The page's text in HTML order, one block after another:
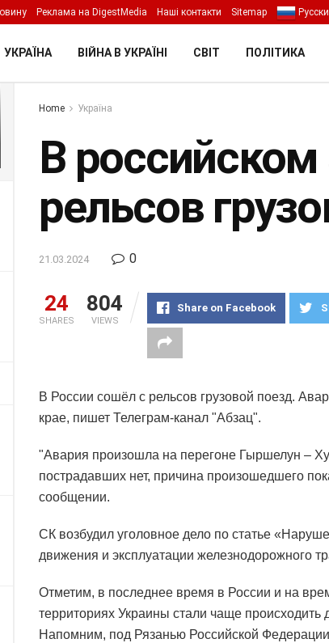
Реклама на DigestMedia Наші контакти Sitemap
УКРАЇНА ВІЙНА В УКРАЇНІ СВІТ ПОЛІТИКА
Home Україна
В
рельсов
21.03.2024 0
24
SHARES
804
VIEWS
Share on Facebook
В России сошёл с рельсов грузовой поезд.
крае, пишет Телеграм-канал "Абзац".
"Авария произошла на перегоне Гыршелун –
пострадавших нет, причина произошедшего
сообщении.
СК возбудил уголовное дело по статье
движения и эксплуатации железнодорожного
Отметим, в последнее время в России и на
территориях Украины стали чаще происходить
Напомним, под Рязанью Российской